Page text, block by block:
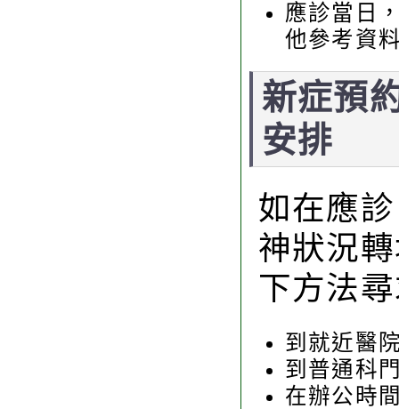
應診當日
他參考資
新症預
安排
如在應
神狀況
下方法
到就近醫
到普通科
在辦公時